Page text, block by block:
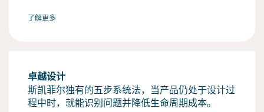
了解更多
卓越设计
斯凯菲尔独有的五步系统法，当产品仍处于设计过
程中时，就能识别问题并降低生命周期成本。